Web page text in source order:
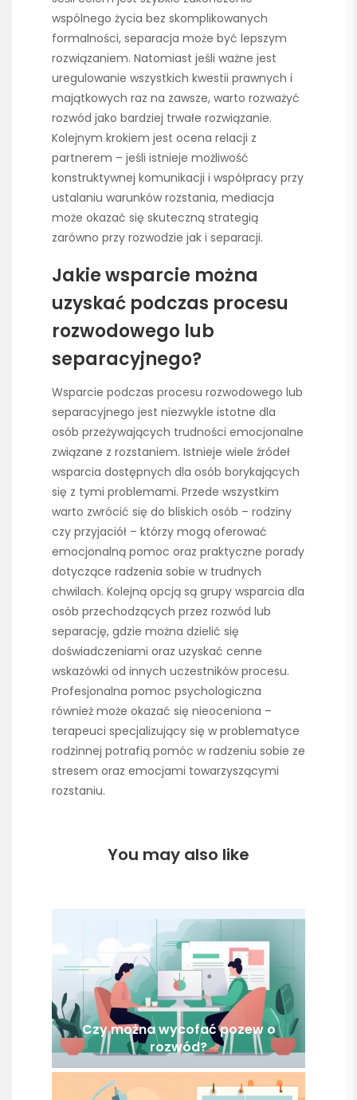
wspólnego życia bez skomplikowanych
formalności, separacja może być lepszym
rozwiązaniem. Natomiast jeśli ważne jest
uregulowanie wszystkich kwestii prawnych i
majątkowych raz na zawsze, warto rozważyć
rozwód jako bardziej trwałe rozwiązanie.
Kolejnym krokiem jest ocena relacji z
partnerem – jeśli istnieje możliwość
konstruktywnej komunikacji i współpracy przy
ustalaniu warunków rozstania, mediacja
może okazać się skuteczną strategią
zarówno przy rozwodzie jak i separacji.
Jakie wsparcie można
uzyskać podczas procesu
rozwodowego lub
separacyjnego?
Wsparcie podczas procesu rozwodowego lub
separacyjnego jest niezwykle istotne dla
osób przeżywających trudności emocjonalne
związane z rozstaniem. Istnieje wiele źródeł
wsparcia dostępnych dla osób borykających
się z tymi problemami. Przede wszystkim
warto zwrócić się do bliskich osób – rodziny
czy przyjaciół – którzy mogą oferować
emocjonalną pomoc oraz praktyczne porady
dotyczące radzenia sobie w trudnych
chwilach. Kolejną opcją są grupy wsparcia dla
osób przechodzących przez rozwód lub
separację, gdzie można dzielić się
doświadczeniami oraz uzyskać cenne
wskazówki od innych uczestników procesu.
Profesjonalna pomoc psychologiczna
również może okazać się nieoceniona –
terapeuci specjalizujący się w problematyce
rodzinnej potrafią pomóc w radzeniu sobie ze
stresem oraz emocjami towarzyszącymi
rozstaniu.
You may also like
Czy można wycofać pozew o
rozwód?